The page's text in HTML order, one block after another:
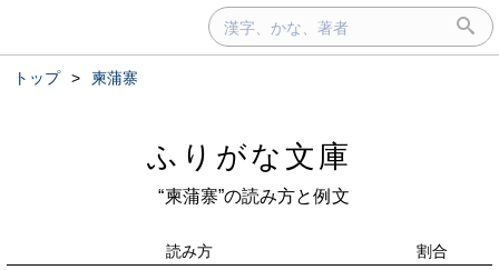
トップ > 柬蒲寨
ふりがな文庫
“柬蒲寨”の読み方と例文
読み方 割合